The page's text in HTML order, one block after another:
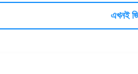
এখনই